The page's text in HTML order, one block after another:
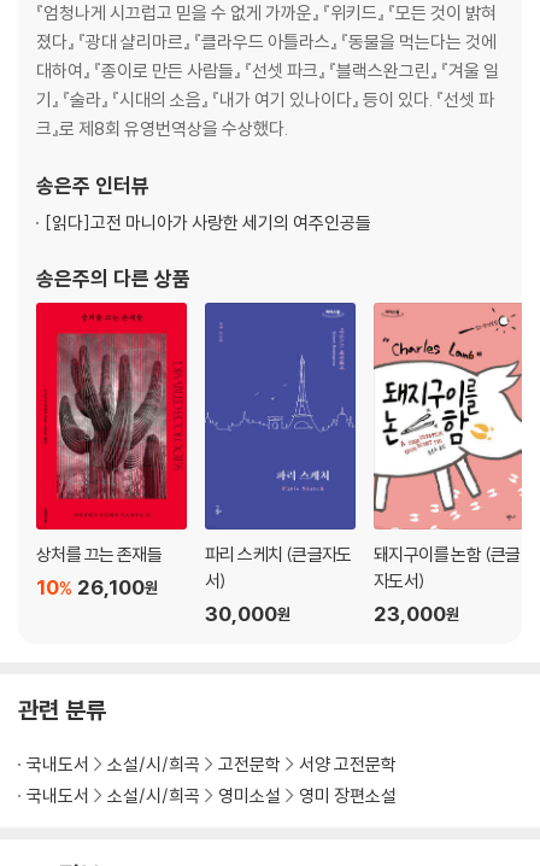
『엄청나게 시끄럽고 믿을 수 없게 가까운』 『위키드』 『모든 것이 밝혀
졌다』 『광대 샬리마르』 『클라우드 아틀라스』 『동물을 먹는다는 것에
대하여』 『종이로 만든 사람들』 『선셋 파크』 『블랙스완그린』 『겨울 일
기』 『술라』 『시대의 소음』 『내가 여기 있나이다』 등이 있다. 『선셋 파
크』로 제8회 유영번역상을 수상했다.
송은주 인터뷰
[읽다]고전 마니아가 사랑한 세기의 여주인공들
송은주의 다른 상품
상처를 끄는 존재들
26,100원
10%
파리 스케치 (큰글자도
서)
30,000원
돼지구이를 논함 (큰글
자도서)
23,000원
관련 분류
국내도서 소설/시/희곡 고전문학
서양 고전문학
국내도서
소설/시/희곡 영미소설 영미 장편소설